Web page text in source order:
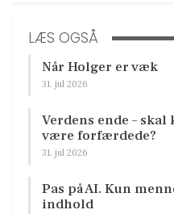
LÆS OGSÅ
Når Holger er væk
31. jul 2026
Verdens ende –
være forfærdede?
31. jul 2026
Pas på AI. Kun
indhold